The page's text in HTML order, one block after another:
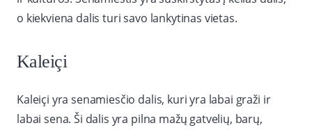
o kiekviena dalis turi savo lankytinas vietas.
Kaleiçi
Kaleiçi yra senamiesčio dalis, kuri yra labai graži ir
labai sena. Ši dalis yra pilna mažų gatvelių, barų,